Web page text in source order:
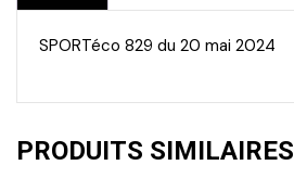
SPORTéco 829 du 20 mai 2024
PRODUITS SIMILAIRES